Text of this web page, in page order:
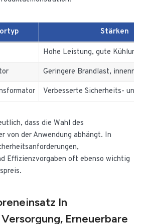
Stärken
Hohe Leistung, gute Kühlung
Geringere Brandlast,
Verbesserte Sicherheits- und
dass die Wahl des
von der Anwendung abhängt. In
Effizienzvorgaben oft ebenso wichtig
In
Erneuerbare